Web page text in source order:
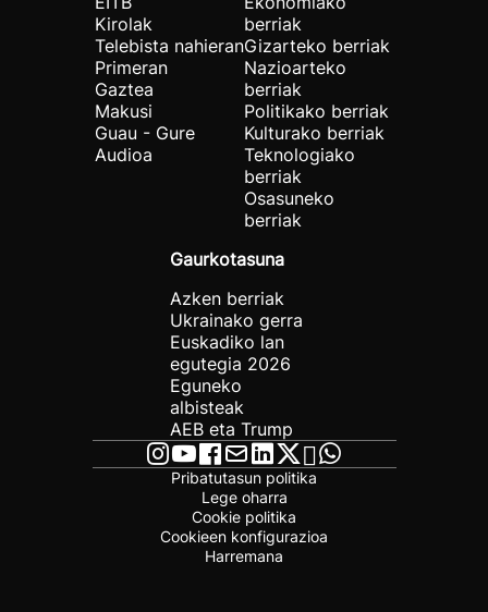
Kirolak
Telebista nahieran
Primeran
Gaztea
Makusi
Guau - Gure
Audioa
berriak
Gizarteko berriak
Nazioarteko
berriak
Politikako berriak
Kulturako berriak
Teknologiako
berriak
Osasuneko
berriak
Gaurkotasuna
Azken berriak
Ukrainako gerra
Euskadiko lan
egutegia 2026
Eguneko
albisteak
AEB eta Trump
Pribatutasun politika
Lege oharra
Cookie politika
Cookieen konfigurazioa
Harremana